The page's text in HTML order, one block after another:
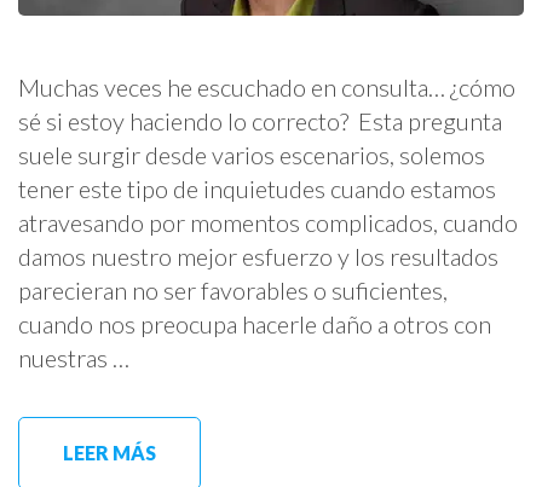
Muchas veces he escuchado en consulta… ¿cómo
sé si estoy haciendo lo correcto? Esta pregunta
suele surgir desde varios escenarios, solemos
tener este tipo de inquietudes cuando estamos
atravesando por momentos complicados, cuando
damos nuestro mejor esfuerzo y los resultados
parecieran no ser favorables o suficientes,
cuando nos preocupa hacerle daño a otros con
nuestras …
LEER MÁS